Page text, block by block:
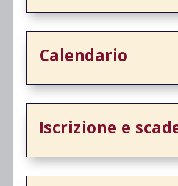
Calendario
Iscrizione e